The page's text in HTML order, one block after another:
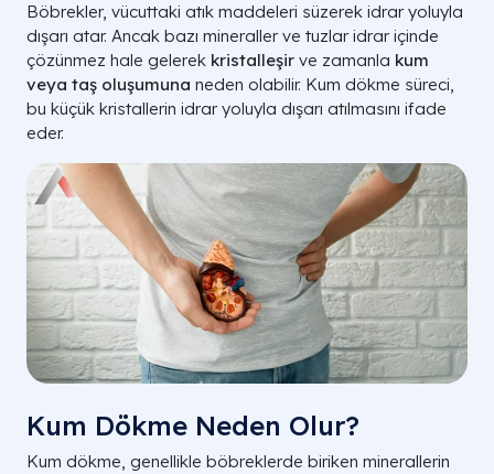
Böbrekler, vücuttaki atık maddeleri süzerek idrar yoluyla
dışarı atar. Ancak bazı mineraller ve tuzlar idrar içinde
çözünmez hale gelerek kristalleşir ve zamanla kum
veya taş oluşumuna neden olabilir. Kum dökme süreci,
bu küçük kristallerin idrar yoluyla dışarı atılmasını ifade
eder.
Kum Dökme Neden Olur?
Kum dökme, genellikle böbreklerde biriken minerallerin